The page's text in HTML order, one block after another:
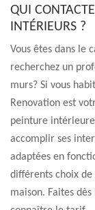
QUI
INTÉRIEURS ?
Vous êtes dans le
recherchez un
murs? Si vous
Renovation est
peinture
accomplir ses
adaptées en
différents choix
maison. Faites